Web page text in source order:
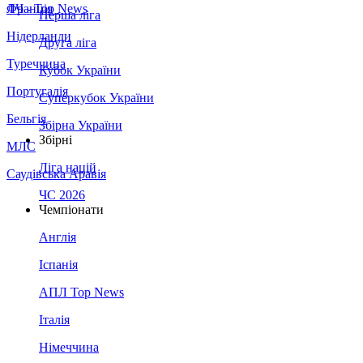
Франція
Нідерланди
Туреччина
Португалія
Бельгія
МЛС
Саудівська Аравія
ЛЧ - Top News
Перша ліга
Друга ліга
Кубок України
Суперкубок України
Збірна України
Збірні
Ліга націй
ЧС 2026
Чемпіонати
Англія
Іспанія
АПЛ Top News
Італія
Німеччина